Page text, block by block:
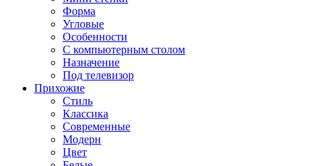
Форма
Угловые
Особенности
С компьютерным столом
Назначение
Под телевизор
Прихожие
Стиль
Классика
Современные
Модерн
Цвет